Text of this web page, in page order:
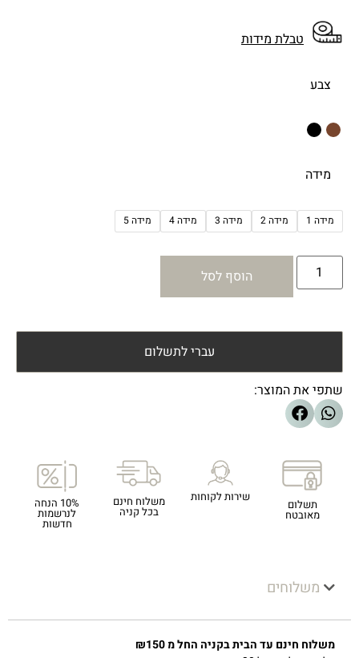
טבלת מידות
צבע
מידה
מידה 1 מידה 2 מידה 3 מידה 4 מידה 5
הוסף לסל
עברי לתשלום
שתפי את המוצר:
תשלום
מאובטח
שירות לקוחות משלוח חינם
בכל קניה
10% הנחה
לנרשמות
חדשות
משלוחים
משלוח חינם עד הבית בקניה החל מ ₪150